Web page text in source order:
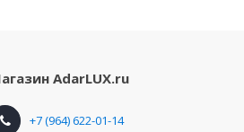
AdarLUX.ru
+7 (964) 622-01-14